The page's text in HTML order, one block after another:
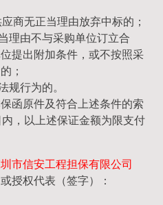
商无正当理由放弃中标的；
理由不与采购单位订立合
提出附加条件，或不按照采
；
规行为的。
函原件及符合上述条件的索
，以上述保证金额为限支付
市信安工程担保有限公司
授权代表（签字）：